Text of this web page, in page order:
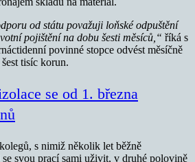
od státu považuji loňské odpuštění
pojištění na dobu šesti měsíců,“ říká s
povinné stopce odvést měsíčně
tisíc korun.
se od 1. března
s nimiž několik let běžně
svou prací sami uživit, v druhé polovině